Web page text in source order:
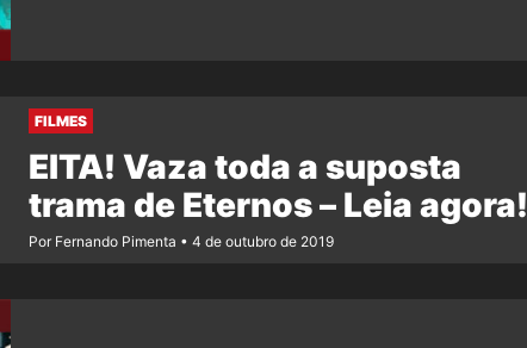
FILMES
EITA! Vaza toda a suposta
trama de Eternos – Leia agora!
Por Fernando Pimenta 4 de outubro de 2019